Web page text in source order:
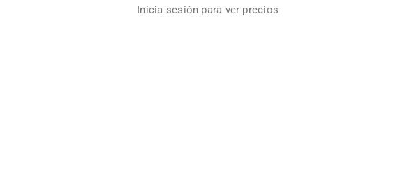
Inicia sesión para ver precios